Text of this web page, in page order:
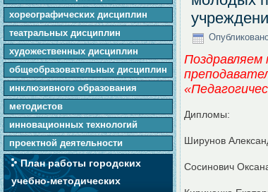
хореографических дисциплин
театральных дисциплин
художественных дисциплин
общеобразовательных дисциплин
инклюзивного образования
методистов
инновационных технологий
проектной деятельности
План работы городских
учебно-методических
Поздравляем
Дипломы:
Ширунов
Сосинович